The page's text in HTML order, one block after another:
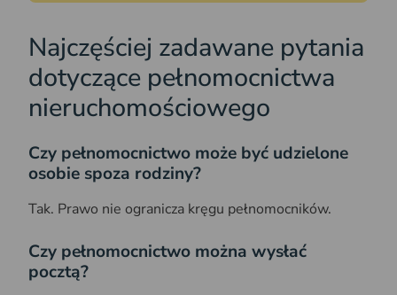
Najczęściej zadawane pytania
dotyczące pełnomocnictwa
nieruchomościowego
Czy pełnomocnictwo może być udzielone
osobie spoza rodziny?
Tak. Prawo nie ogranicza kręgu pełnomocników.
Czy pełnomocnictwo można wysłać
pocztą?